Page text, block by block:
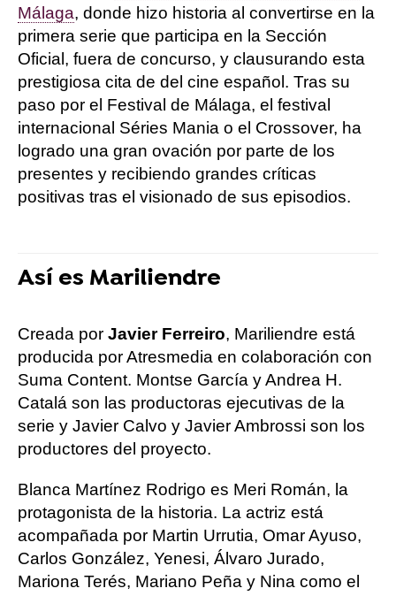
Málaga, donde hizo historia al convertirse en la
primera serie que participa en la Sección
Oficial, fuera de concurso, y clausurando esta
prestigiosa cita de del cine español. Tras su
paso por el Festival de Málaga, el festival
internacional Séries Mania o el Crossover, ha
logrado una gran ovación por parte de los
presentes y recibiendo grandes críticas
positivas tras el visionado de sus episodios.
Así es Mariliendre
Creada por Javier Ferreiro, Mariliendre está
producida por Atresmedia en colaboración con
Suma Content. Montse García y Andrea H.
Catalá son las productoras ejecutivas de la
serie y Javier Calvo y Javier Ambrossi son los
productores del proyecto.
Blanca Martínez Rodrigo es Meri Román, la
protagonista de la historia. La actriz está
acompañada por Martin Urrutia, Omar Ayuso,
Carlos González, Yenesi, Álvaro Jurado,
Mariona Terés, Mariano Peña y Nina como el